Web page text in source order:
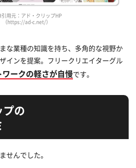
引用元：アド・クリップHP
（https://ad-c.net/）
な業種の知識を持ち、多角的な視野か
インを提案。フリークリエイターグル
ワークの軽さが自慢です。
プの
せんでした。